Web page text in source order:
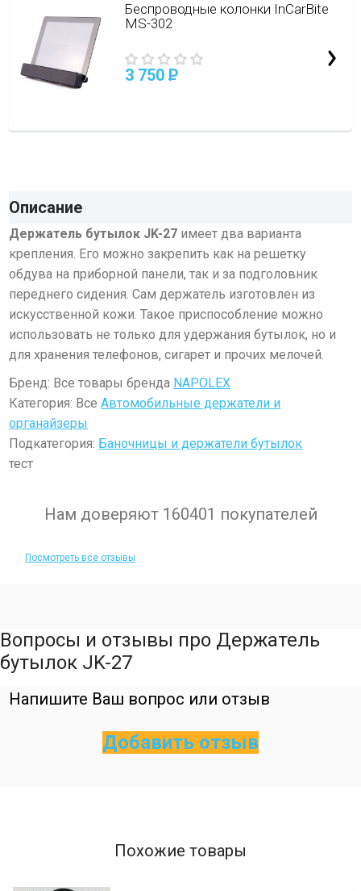
Беспроводные колонки InCarBite
MS-302
3 750 P
Описание
Держатель бутылок JK-27 имеет два варианта
крепления. Его можно закрепить как на решетку
обдува на приборной панели, так и за подголовник
переднего сидения. Сам держатель изготовлен из
искусственной кожи. Такое приспособление можно
использовать не только для удержания бутылок, но и
для хранения телефонов, сигарет и прочих мелочей.
Бренд: Все товары бренда NAPOLEX
Категория: ВсеАвтомобильные держатели и
органайзеры
Подкатегория: Баночницы и держатели бутылок
тест
Нам доверяют 160401 покупателей
Посмотреть все отзывы
Вопросы и отзывы про Держатель
бутылок JK-27
Напишите Ваш вопрос или отзыв
Добавить отзыв
Похожие товары